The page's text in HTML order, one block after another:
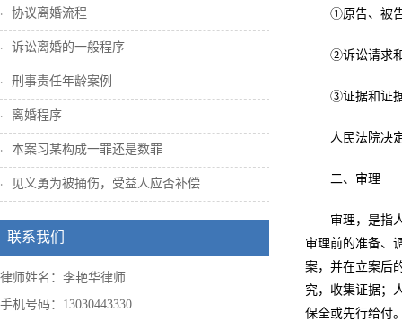
协议离婚流程
诉讼离婚的一般程序
刑事责任年龄案例
离婚程序
本案习某构成一罪还是数罪
见义勇为被捅伤，受益人应否补偿
联系我们
律师姓名：李艳华律师
手机号码：13030443330
①原告、被
②诉讼请求
③证据和证
人民法院决
二、审理
审理，是指
审理前的准备、
案，并在立案后
究，收集证据；
保全或先行给付